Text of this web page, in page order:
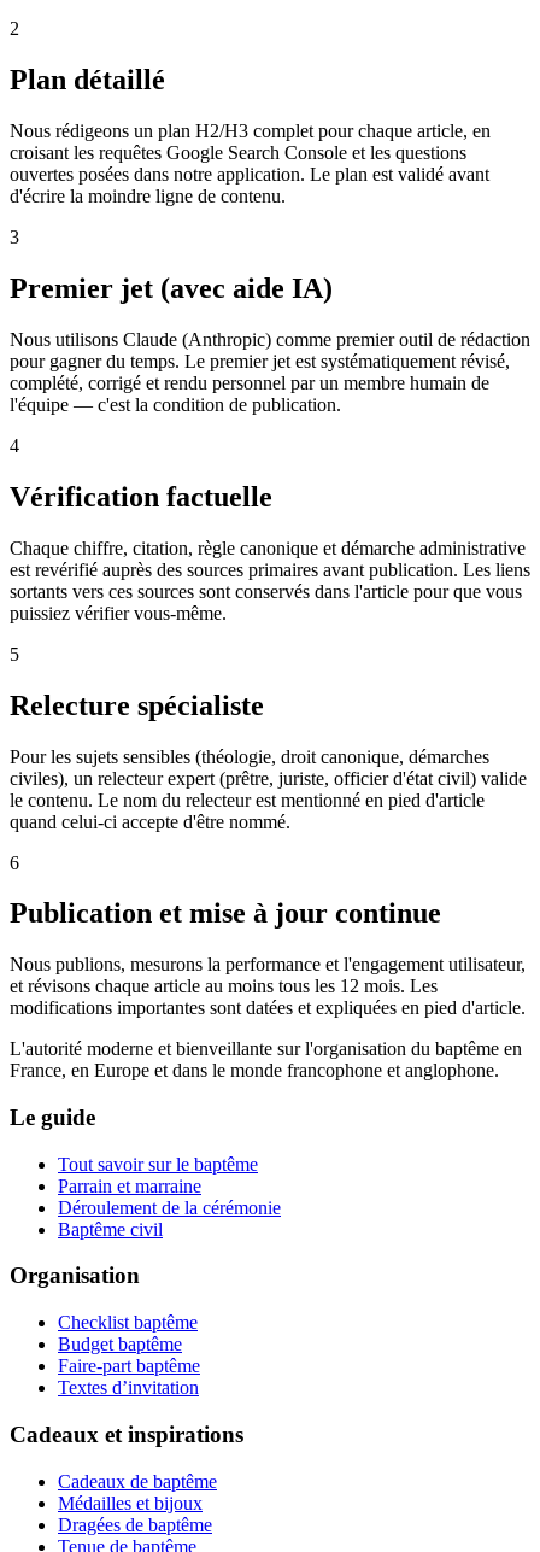
2
Plan détaillé
Nous rédigeons un plan H2/H3 complet pour chaque article, en
croisant les requêtes Google Search Console et les questions
ouvertes posées dans notre application. Le plan est validé avant
d'écrire la moindre ligne de contenu.
3
Premier jet (avec aide IA)
Nous utilisons Claude (Anthropic) comme premier outil de rédaction
pour gagner du temps. Le premier jet est systématiquement révisé,
complété, corrigé et rendu personnel par un membre humain de
l'équipe — c'est la condition de publication.
4
Vérification factuelle
Chaque chiffre, citation, règle canonique et démarche administrative
est revérifié auprès des sources primaires avant publication. Les liens
sortants vers ces sources sont conservés dans l'article pour que vous
puissiez vérifier vous-même.
5
Relecture spécialiste
Pour les sujets sensibles (théologie, droit canonique, démarches
civiles), un relecteur expert (prêtre, juriste, officier d'état civil) valide
le contenu. Le nom du relecteur est mentionné en pied d'article
quand celui-ci accepte d'être nommé.
6
Publication et mise à jour continue
Nous publions, mesurons la performance et l'engagement utilisateur,
et révisons chaque article au moins tous les 12 mois. Les
modifications importantes sont datées et expliquées en pied d'article.
L'autorité moderne et bienveillante sur l'organisation du baptême en
France, en Europe et dans le monde francophone et anglophone.
Le guide
Tout savoir sur le baptême
Parrain et marraine
Déroulement de la cérémonie
Baptême civil
Organisation
Checklist baptême
Budget baptême
Faire-part baptême
Textes d’invitation
Cadeaux et inspirations
Cadeaux de baptême
Médailles et bijoux
Dragées de baptême
Tenue de baptême